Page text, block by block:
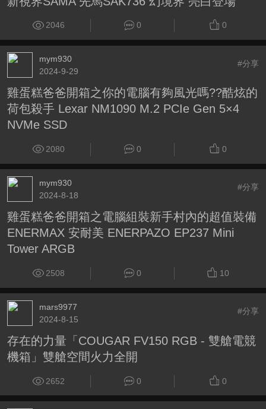
2046 0 0
mym930
2024-9-29
#分享
雞蛋糕爸爸開箱之你的電腦有夠風光嗎??酷炫的
荷包殺手 Lexar NM1090 M.2 PCIe Gen 5×4
NVMe SSD
2080 0 0
mym930
2024-8-18
#分享
雞蛋糕爸爸開箱之電腦組裝新手村內的超值裝備
ENERMAX 安耐美 ENERPAZO EP237 Mini
Tower ARGB
2508 0 10
mars9977
2024-8-15
#分享
存在的力量「COUGAR FV150 RGB - 雙艙電競
機箱」雙艙空間火力全開
2652 0 0